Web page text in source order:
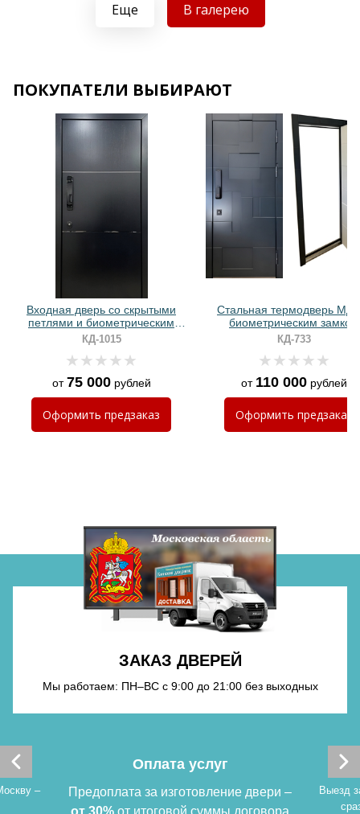
Хочу такую
Хочу такую
Хочу такую
Хочу такую
Хочу такую
Хочу такую
Еще В галерею
ПОКУПАТЕЛИ ВЫБИРАЮТ
Входная дверь со скрытыми
петлями и биометрическим
замком (МДФ с молдингами)
КД-1015
от75 000рублей
Оформить предзаказ
Стальная термодверь
биометрическим замком
КД-733
от 110 000 рублей
Оформить предзаказ
ЗАКАЗ ДВЕРЕЙ
Мы работаем: ПН–ВС с 9:00 до 21:00 без выходных
–
Оплата услуг
Предоплата за изготовление двери –
от 30% от итоговой суммы договора
Выезд